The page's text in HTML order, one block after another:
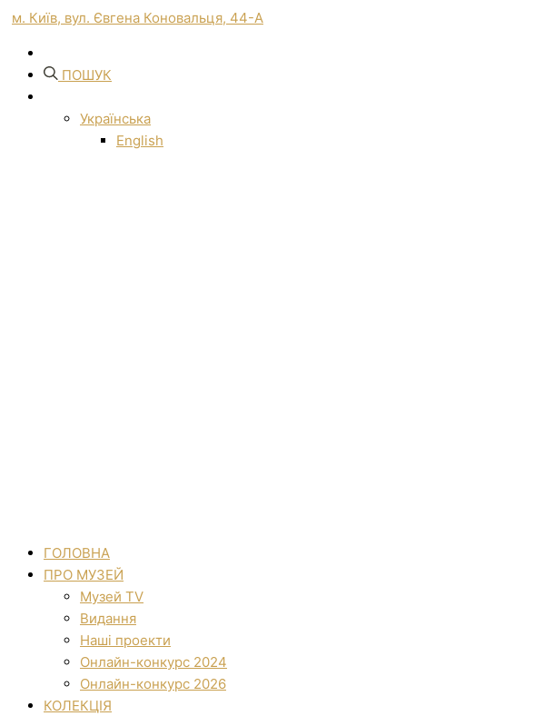
м. Київ, вул. Євгена Коновальця, 44-А
ПОШУК
Українська
English
ГОЛОВНА
ПРО МУЗЕЙ
Музей TV
Видання
Наші проекти
Онлайн-конкурс 2024
Онлайн-конкурс 2026
КОЛЕКЦІЯ